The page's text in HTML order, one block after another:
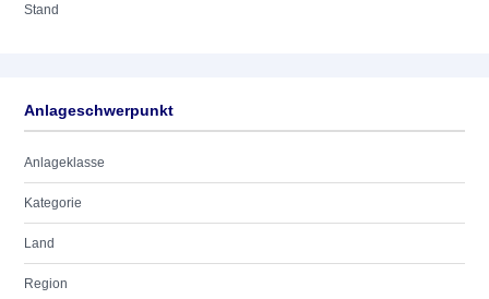
Stand
Anlageschwerpunkt
Anlageklasse
Kategorie
Land
Region